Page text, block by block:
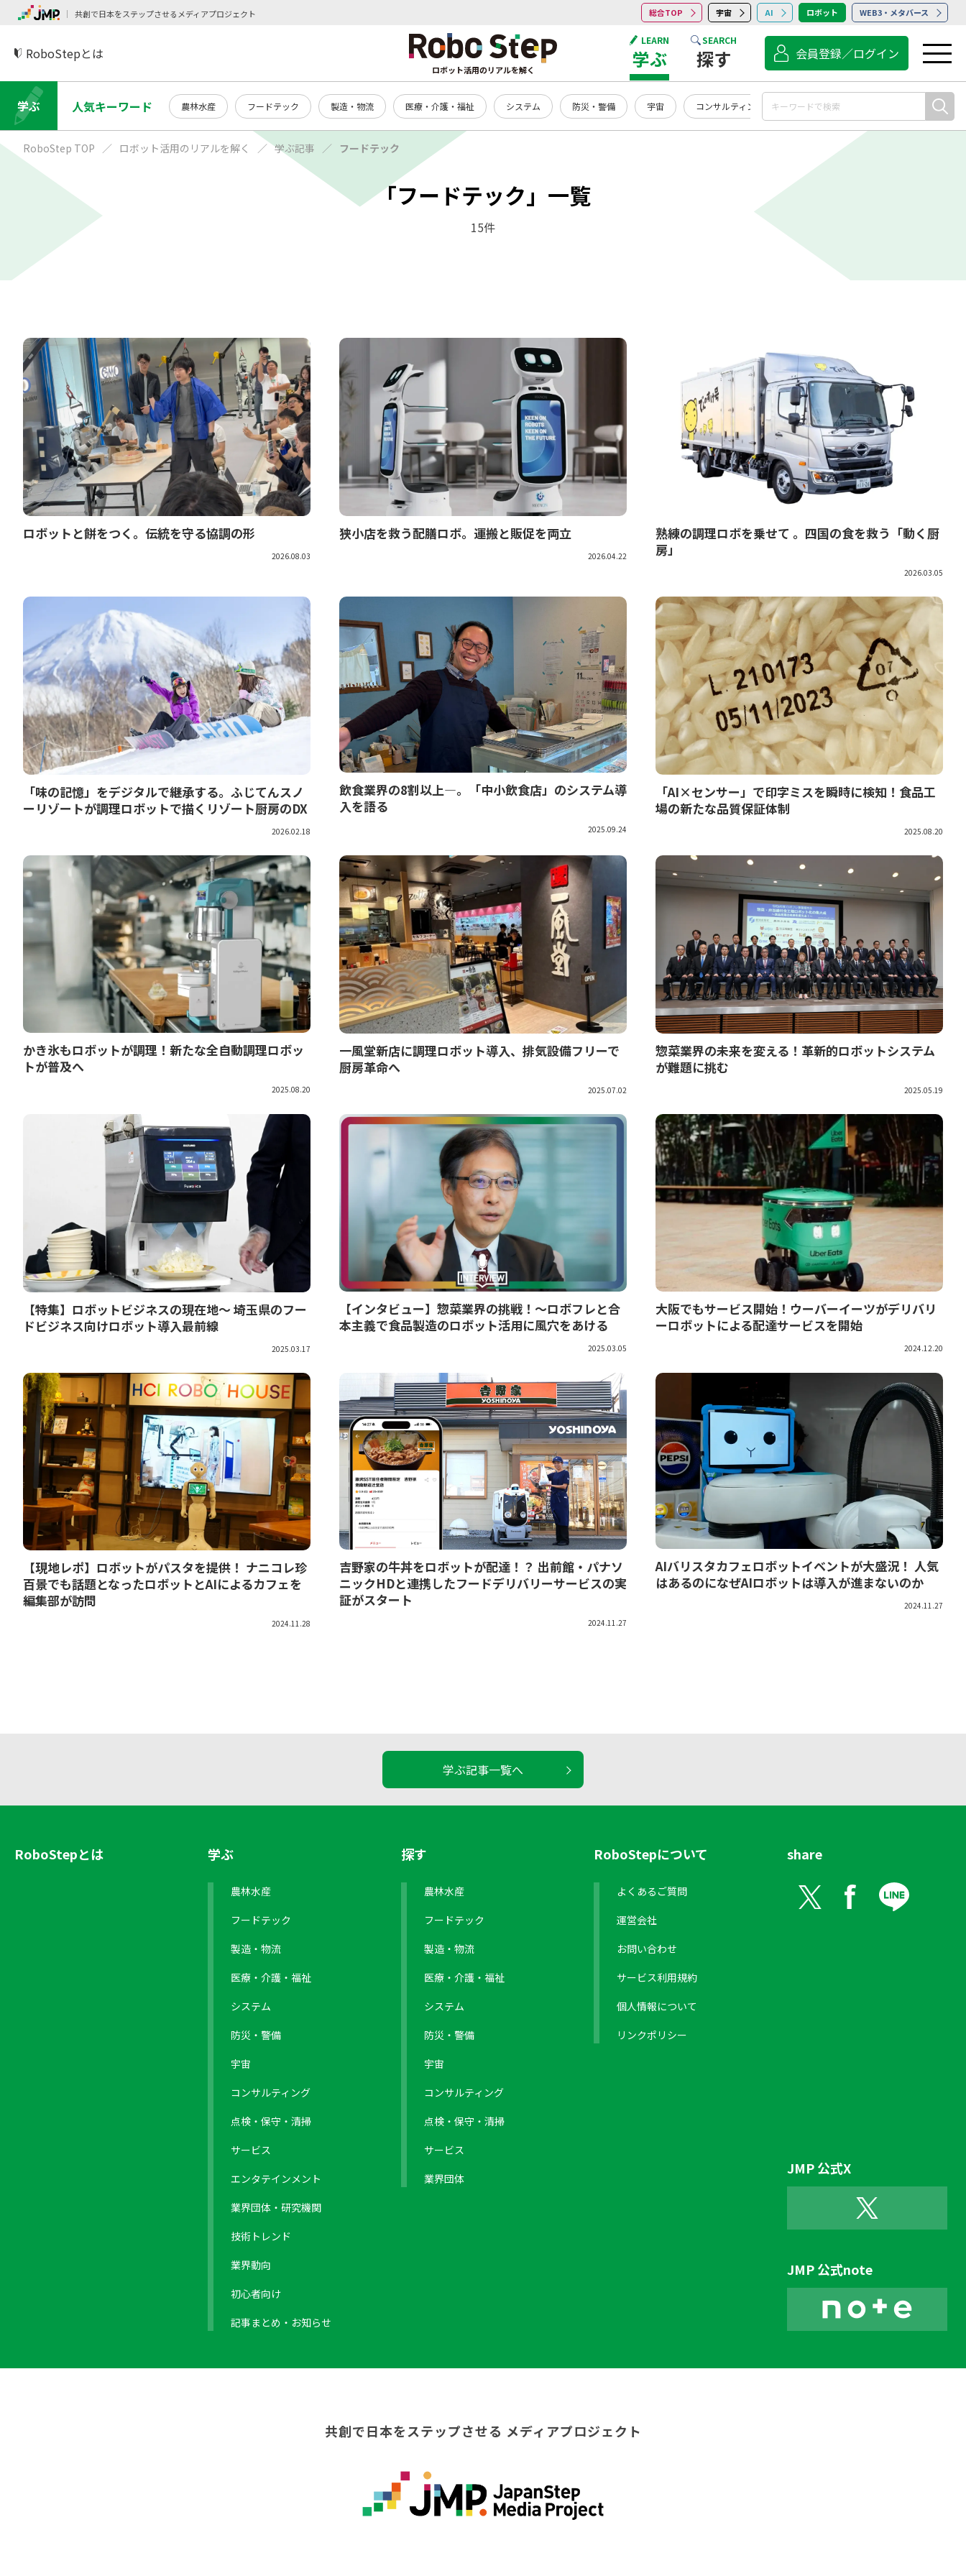
共創で日本をステップさせるメディアプロジェクト 総合TOP 宇宙 AI ロボット WEB3・メタバース
ロボット活用のリアルを解く
RoboStepとは
LEARN
学ぶ
SEARCH
探す 会員登録／ログイン
学ぶ 人気キーワード 農林水産 フードテック 製造・物流 医療・介護・福祉 システム 防災・警備 宇宙 コンサルティング 点検・保守・清掃
RoboStep TOP ロボット活用のリアルを解く 学ぶ記事 フードテック
「フードテック」一覧
15件
ロボットと餅をつく。伝統を守る協調の形
2026.08.03
狭小店を救う配膳ロボ。運搬と販促を両立
2026.04.22
熟練の調理ロボを乗せて 。四国の食を救う「動く厨
房」
2026.03.05
「味の記憶」をデジタルで継承する。ふじてんスノ
ーリゾートが調理ロボットで描くリゾート厨房のDX
2026.02.18
飲食業界の8割以上―。「中小飲食店」のシステム導
入を語る
2025.09.24
「AI×センサー」で印字ミスを瞬時に検知！食品工
場の新たな品質保証体制
2025.08.20
かき氷もロボットが調理！新たな全自動調理ロボッ
トが普及へ
2025.08.20
一風堂新店に調理ロボット導入、排気設備フリーで
厨房革命へ
2025.07.02
惣菜業界の未来を変える！革新的ロボットシステム
が難題に挑む
2025.05.19
【特集】ロボットビジネスの現在地～ 埼玉県のフー
ドビジネス向けロボット導入最前線
2025.03.17
【インタビュー】惣菜業界の挑戦！～ロボフレと合
本主義で食品製造のロボット活用に風穴をあける
2025.03.05
大阪でもサービス開始！ウーバーイーツがデリバリ
ーロボットによる配達サービスを開始
2024.12.20
【現地レポ】ロボットがパスタを提供！ ナニコレ珍
百景でも話題となったロボットとAIによるカフェを
編集部が訪問
2024.11.28
吉野家の牛丼をロボットが配達！？ 出前館・パナソ
ニックHDと連携したフードデリバリーサービスの実
証がスタート
2024.11.27
AIバリスタカフェロボットイベントが大盛況！ 人気
はあるのになぜAIロボットは導入が進まないのか
2024.11.27
学ぶ記事一覧へ
RoboStepとは 学ぶ
農林水産
フードテック
製造・物流
医療・介護・福祉
システム
防災・警備
宇宙
コンサルティング
点検・保守・清掃
サービス
エンタテインメント
業界団体・研究機関
技術トレンド
業界動向
初心者向け
記事まとめ・お知らせ
探す
農林水産
フードテック
製造・物流
医療・介護・福祉
システム
防災・警備
宇宙
コンサルティング
点検・保守・清掃
サービス
業界団体
RoboStepについて
よくあるご質問
運営会社
お問い合わせ
サービス利用規約
個人情報について
リンクポリシー
share
JMP 公式X
JMP 公式note
共創で日本をステップさせる メディアプロジェクト